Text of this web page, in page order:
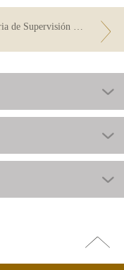
Memoria de Supervisión 2022
arriba